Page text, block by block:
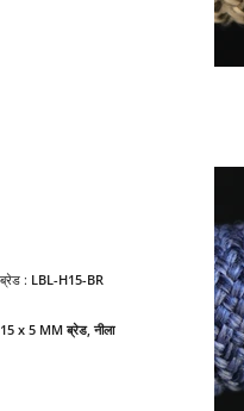
ब्रेड : LBL-H15-BR
15 x 5 MM ब्रेड, नीला